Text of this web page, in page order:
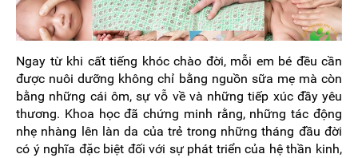
Ngay từ khi cất tiếng khóc chào đời, mỗi em bé đều cần
được nuôi dưỡng không chỉ bằng nguồn sữa mẹ mà còn
bằng những cái ôm, sự vỗ về và những tiếp xúc đầy yêu
thương. Khoa học đã chứng minh rằng, những tác động
nhẹ nhàng lên làn da của trẻ trong những tháng đầu đời
có ý nghĩa đặc biệt đối với sự phát triển của hệ thần kinh,